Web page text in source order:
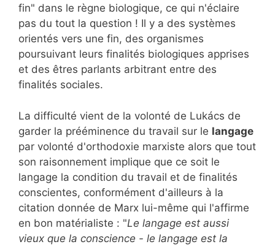
fin" dans le règne biologique, ce qui n'éclaire
pas du tout la question ! Il y a des systèmes
orientés vers une fin, des organismes
poursuivant leurs finalités biologiques apprises
et des êtres parlants arbitrant entre des
finalités sociales.
La difficulté vient de la volonté de Lukács de
garder la prééminence du travail sur le langage
par volonté d'orthodoxie marxiste alors que tout
son raisonnement implique que ce soit le
langage la condition du travail et de finalités
conscientes, conformément d'ailleurs à la
citation donnée de Marx lui-même qui l'affirme
en bon matérialiste : "Le langage est aussi
vieux que la conscience - le langage est la